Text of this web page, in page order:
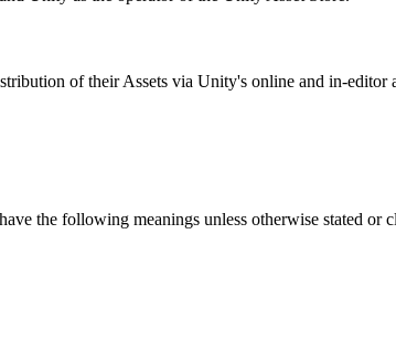
of their Assets via Unity's online and in-editor
the following meanings unless otherwise stated or